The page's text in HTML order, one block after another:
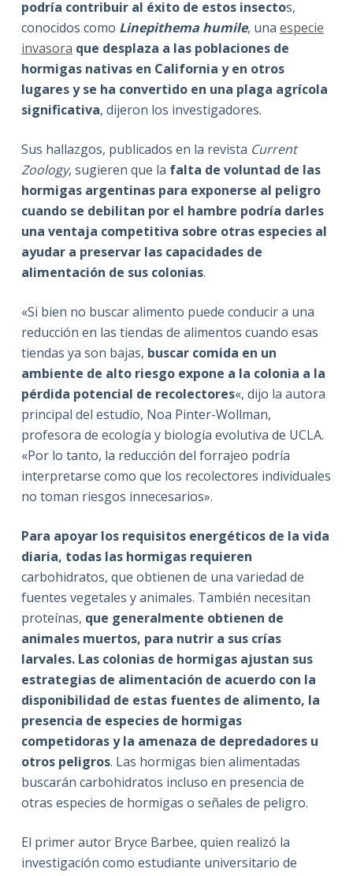
podría contribuir al éxito de estos insectos,
conocidos como Linepithema humile, una especie
invasora que desplaza a las poblaciones de
hormigas nativas en California y en otros
lugares y se ha convertido en una plaga agrícola
significativa, dijeron los investigadores.
Sus hallazgos, publicados en la revista Current
Zoology, sugieren que la falta de voluntad de las
hormigas argentinas para exponerse al peligro
cuando se debilitan por el hambre podría darles
una ventaja competitiva sobre otras especies al
ayudar a preservar las capacidades de
alimentación de sus colonias.
«Si bien no buscar alimento puede conducir a una
reducción en las tiendas de alimentos cuando esas
tiendas ya son bajas, buscar comida en un
ambiente de alto riesgo expone a la colonia a la
pérdida potencial de recolectores«, dijo la autora
principal del estudio, Noa Pinter-Wollman,
profesora de ecología y biología evolutiva de UCLA.
«Por lo tanto, la reducción del forrajeo podría
interpretarse como que los recolectores individuales
no toman riesgos innecesarios».
Para apoyar los requisitos energéticos de la vida
diaria, todas las hormigas requieren
carbohidratos, que obtienen de una variedad de
fuentes vegetales y animales. También necesitan
proteínas, que generalmente obtienen de
animales muertos, para nutrir a sus crías
larvales. Las colonias de hormigas ajustan sus
estrategias de alimentación de acuerdo con la
disponibilidad de estas fuentes de alimento, la
presencia de especies de hormigas
competidoras y la amenaza de depredadores u
otros peligros. Las hormigas bien alimentadas
buscarán carbohidratos incluso en presencia de
otras especies de hormigas o señales de peligro.
El primer autor Bryce Barbee, quien realizó la
investigación como estudiante universitario de